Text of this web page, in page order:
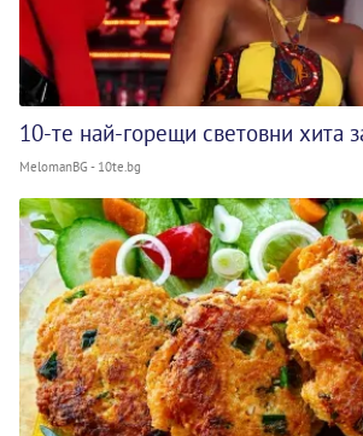
10-те най-горещи световни хита
MelomanBG - 10te.bg